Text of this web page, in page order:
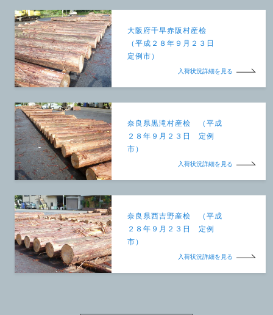
大阪府千早赤阪村産桧
（平成２８年９月２３日
定例市）
入荷状況詳細を見る
奈良県黒滝村産桧 （平成
２８年９月２３日 定例
市）
入荷状況詳細を見る
奈良県西吉野産桧 （平成
２８年９月２３日 定例
市）
入荷状況詳細を見る